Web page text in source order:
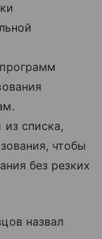
списка,
чтобы
без резких
назвал